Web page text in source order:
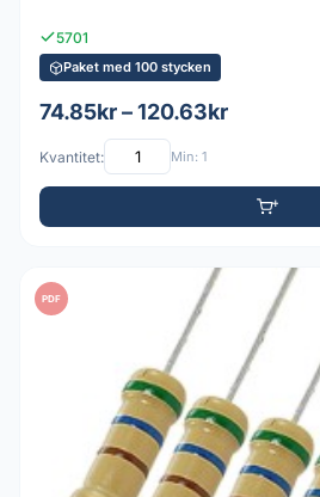
5701
Paket med 100 stycken
74.85kr – 120.63kr
Kvantitet: Min: 1
PDF